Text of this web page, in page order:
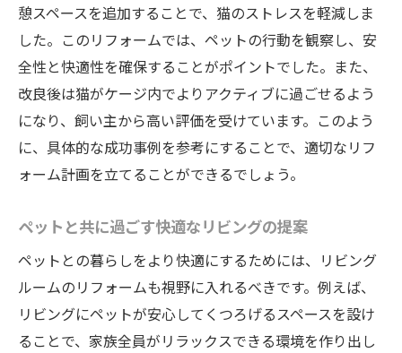
憩スペースを追加することで、猫のストレスを軽減しま
した。このリフォームでは、ペットの行動を観察し、安
全性と快適性を確保することがポイントでした。また、
改良後は猫がケージ内でよりアクティブに過ごせるよう
になり、飼い主から高い評価を受けています。このよう
に、具体的な成功事例を参考にすることで、適切なリフ
ォーム計画を立てることができるでしょう。
ペットと共に過ごす快適なリビングの提案
ペットとの暮らしをより快適にするためには、リビング
ルームのリフォームも視野に入れるべきです。例えば、
リビングにペットが安心してくつろげるスペースを設け
ることで、家族全員がリラックスできる環境を作り出し